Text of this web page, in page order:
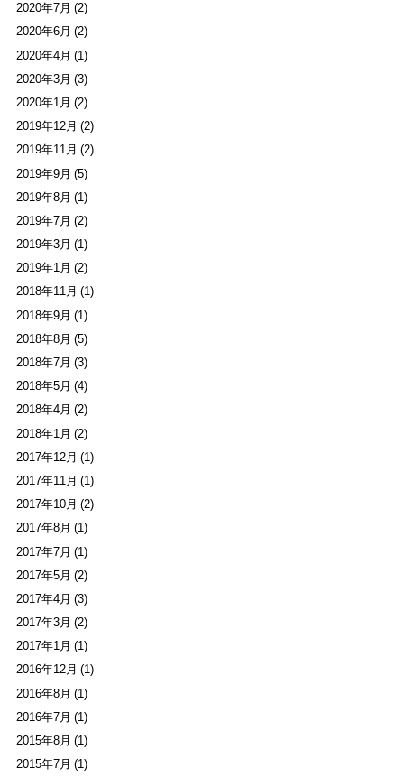
2020年7月 (2)
2020年6月 (2)
2020年4月 (1)
2020年3月 (3)
2020年1月 (2)
2019年12月 (2)
2019年11月 (2)
2019年9月 (5)
2019年8月 (1)
2019年7月 (2)
2019年3月 (1)
2019年1月 (2)
2018年11月 (1)
2018年9月 (1)
2018年8月 (5)
2018年7月 (3)
2018年5月 (4)
2018年4月 (2)
2018年1月 (2)
2017年12月 (1)
2017年11月 (1)
2017年10月 (2)
2017年8月 (1)
2017年7月 (1)
2017年5月 (2)
2017年4月 (3)
2017年3月 (2)
2017年1月 (1)
2016年12月 (1)
2016年8月 (1)
2016年7月 (1)
2015年8月 (1)
2015年7月 (1)